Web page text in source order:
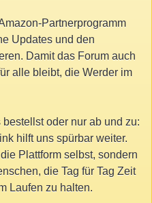
Partnerprogramm
Updates und den
Damit das Forum auch
alle bleibt, die Werder im
oder nur ab und zu:
hilft uns spürbar weiter.
Plattform selbst, sondern
die Tag für Tag Zeit
Laufen zu halten.